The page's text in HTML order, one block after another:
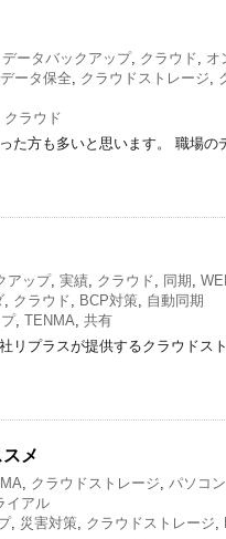
データバックアップ, クラウド, オ
データ保全, クラウドストレージ,
クラウド
た方も多いと思います。 職場の
アップ, 実績, クラウド, 同期,
, クラウド, BCP対策, 自動同期
, TENMA, 共有
リプラスが提供するクラウドス
メ
, クラウドストレージ, パソコン
イアル
, 災害対策, クラウドストレージ,